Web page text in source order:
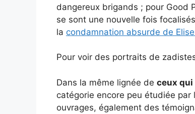
dangereux brigands ; pour Good
se sont une nouvelle fois
la condamnation absurde de
Pour voir des portraits de
Dans la même lignée de ceux qui
catégorie encore peu étudiée
ouvrages, également des